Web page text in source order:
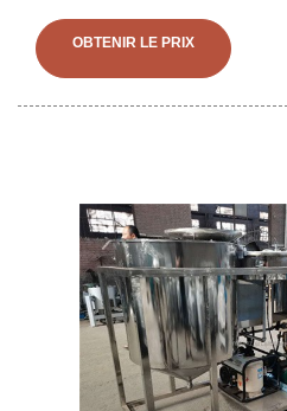
coco à petite échelle en acier
huile de sésame d'arachide d'olive,
ou fabricant-Anyang Ainuok
OBTENIR LE PRIX